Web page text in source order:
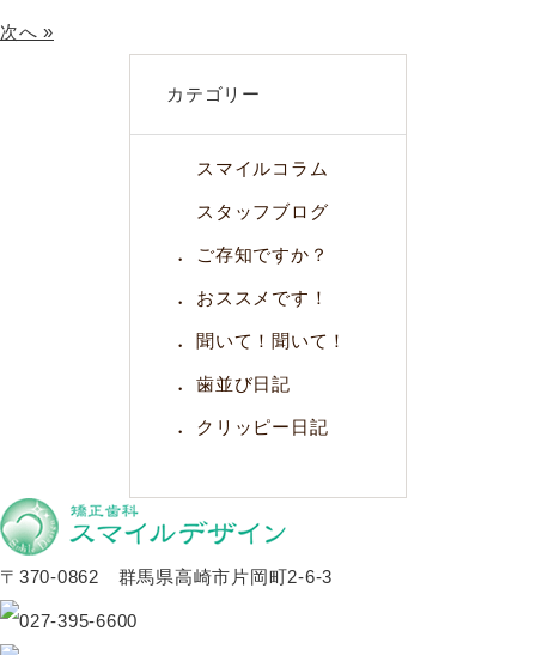
次へ »
カテゴリー
スマイルコラム
スタッフブログ
ご存知ですか？
おススメです！
聞いて！聞いて！
歯並び日記
クリッピー日記
〒370-0862 群馬県高崎市片岡町2-6-3